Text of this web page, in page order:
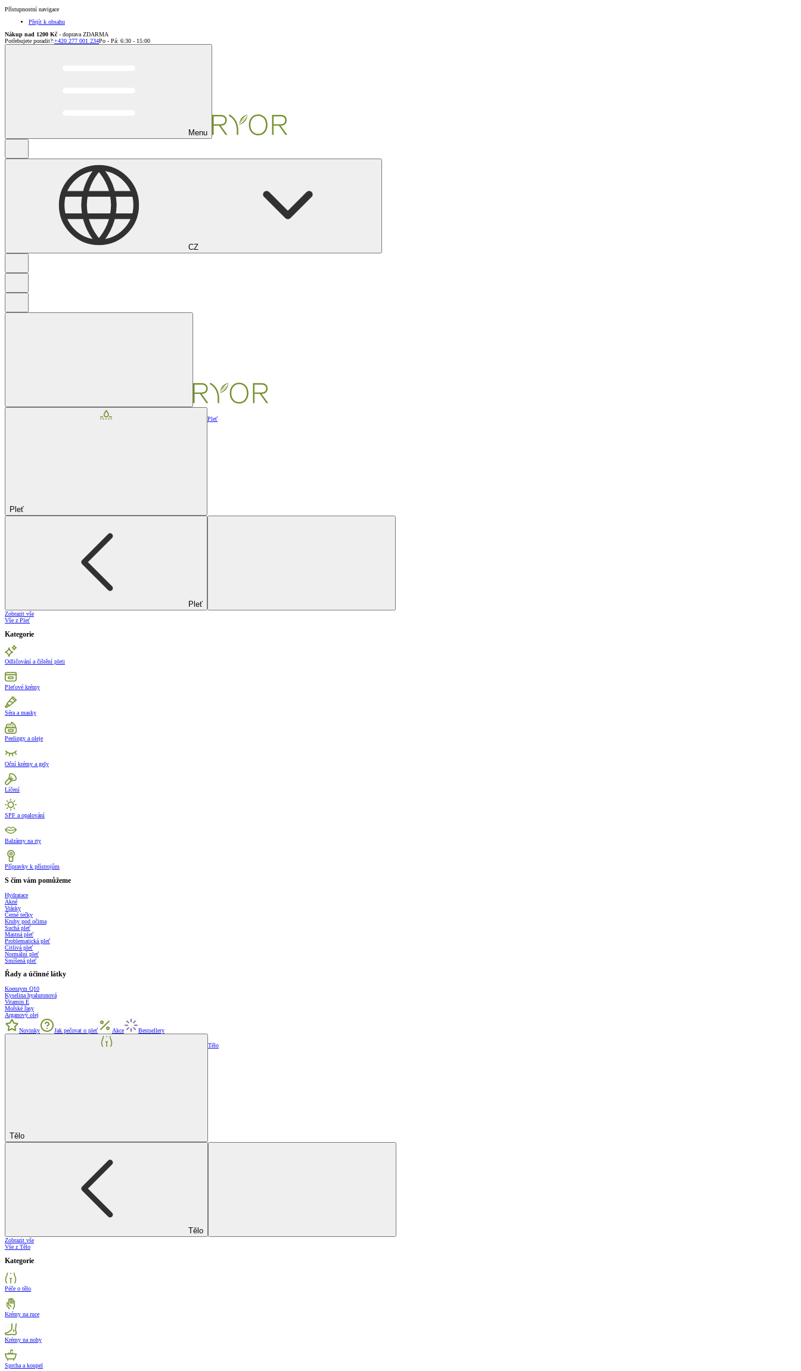
Přístupnostní navigace
Přejít k obsahu
Nákup nad 1200 Kč - doprava ZDARMA
Potřebujete poradit?:+420 277 001 234Po - Pá: 6:30 - 15:00
Menu
CZ
Pleť
Pleť
Pleť
Zobrazit vše
Vše z Pleť
Kategorie
Odličování a čištění pleti
Pleťové krémy
Séra a masky
Peelingy a oleje
Oční krémy a gely
Líčení
SPF a opalování
Balzámy na rty
Přípravky k přístrojům
S čím vám pomůžeme
Hydratace
Akné
Vrásky
Černé tečky
Kruhy pod očima
Suchá pleť
Mastná pleť
Problematická pleť
Citlivá pleť
Normální pleť
Smíšená pleť
Řady a účinné látky
Koenzym Q10
Kyselina hyaluronová
Vitamin E
Mořské řasy
Arganový olej
Novinky Jak pečovat o pleť Akce Bestsellery
Tělo
Tělo
Tělo
Zobrazit vše
Vše z Tělo
Kategorie
Péče o tělo
Krémy na ruce
Krémy na nohy
Sprcha a koupel